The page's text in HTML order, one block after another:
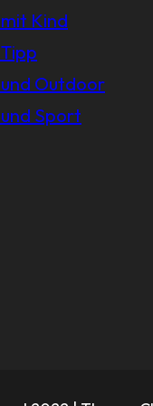
Kind
Outdoor
Sport